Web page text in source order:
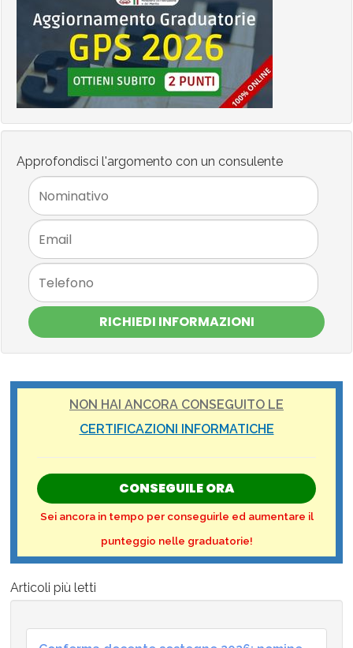
Approfondisci l'argomento con un consulente
RICHIEDI INFORMAZIONI
NON HAI ANCORA CONSEGUITO LE
CERTIFICAZIONI INFORMATICHE
CONSEGUILE ORA
Sei ancora in tempo per conseguirle ed aumentare il
punteggio nelle graduatorie!
Articoli più letti